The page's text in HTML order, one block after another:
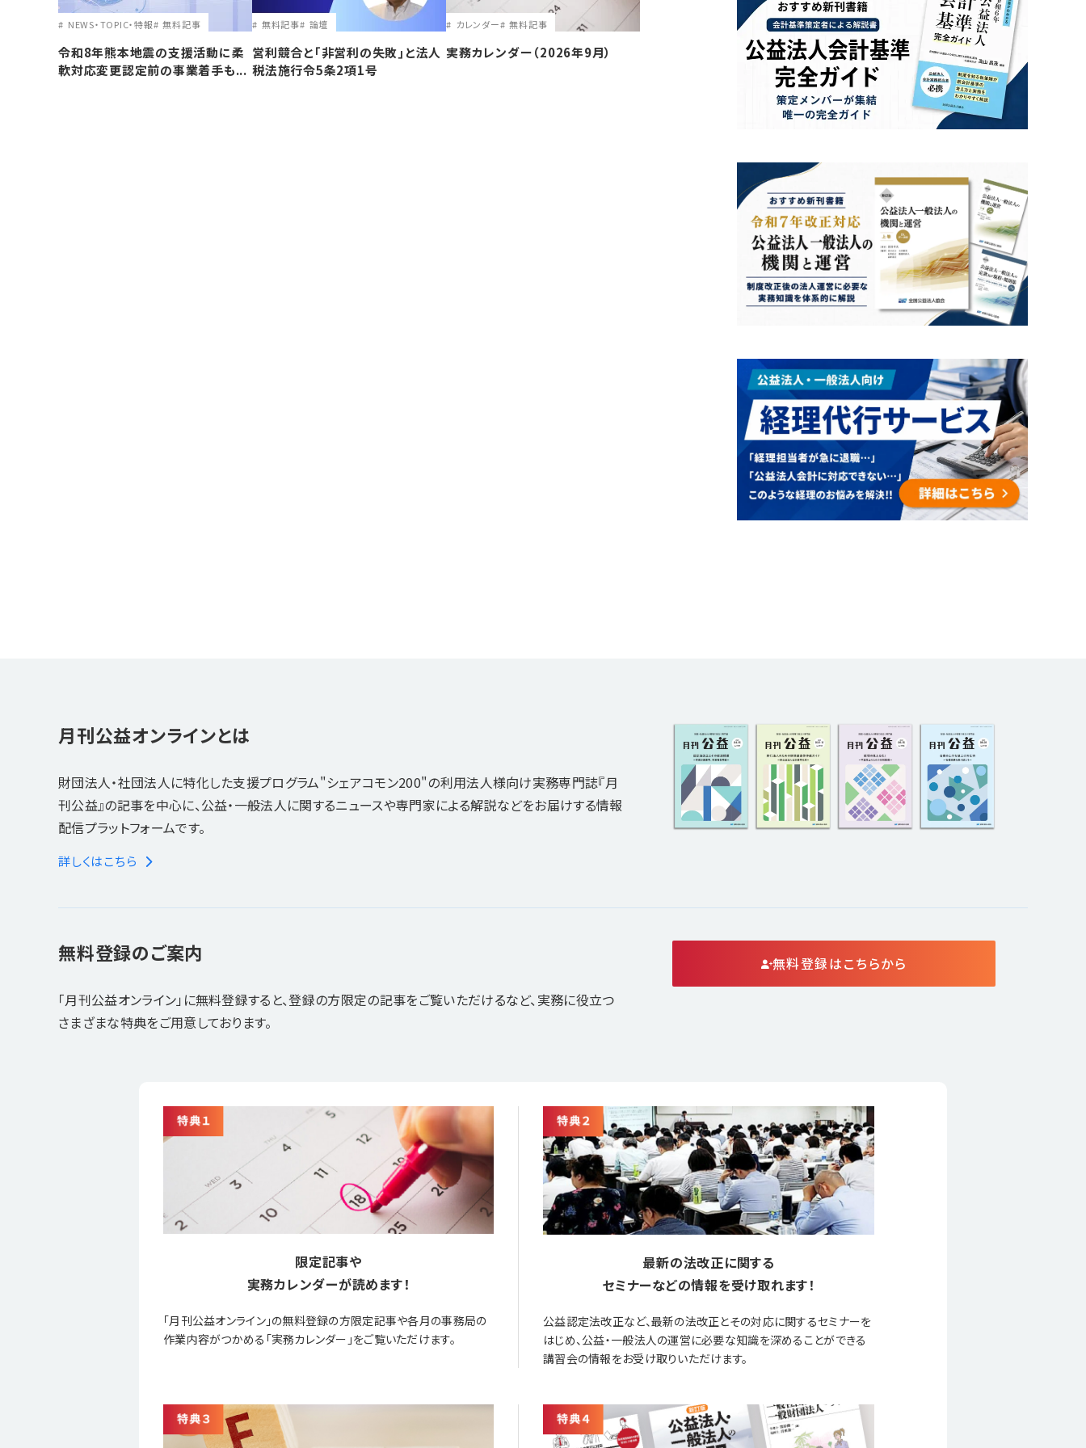
NEWS・TOPIC・特報 無料記事
令和8年熊本地震の支援活動に柔
軟対応変更認定前の事業着手も...
無料記事 論壇
営利競合と｢非営利の失敗｣と法人
税法施行令5条2項1号
カレンダー 無料記事
実務カレンダー（2026年9月）
月刊公益オンラインとは
財団法人・社団法人に特化した支援プログラム"シェアコモン200"の利用法人様向け実務専門誌『月
刊公益』の記事を中心に、公益・一般法人に関するニュースや専門家による解説などをお届けする情報
配信プラットフォームです。
詳しくはこちら
無料登録のご案内
「月刊公益オンライン」に無料登録すると、登録の方限定の記事をご覧いただけるなど、実務に役立つ
さまざまな特典をご用意しております。
無料登録はこちらから
限定記事や
実務カレンダーが読めます！
「月刊公益オンライン」の無料登録の方限定記事や各月の事務局の
作業内容がつかめる「実務カレンダー」をご覧いただけます。
最新の法改正に関する
セミナーなどの情報を受け取れます！
公益認定法改正など、最新の法改正とその対応に関するセミナーを
はじめ、公益・一般法人の運営に必要な知識を深めることができる
講習会の情報をお受け取りいただけます。